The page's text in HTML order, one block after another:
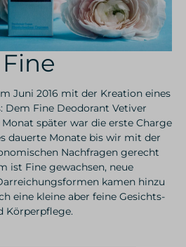
Fine
Juni 2016 mit der Kreation eines
Dem Fine Deodorant Vetiver
später war die erste Charge
dauerte Monate bis wir mit der
Nachfragen gerecht
ist Fine gewachsen, neue
kamen hinzu
eine kleine aber feine Gesichts-
Körperpflege.